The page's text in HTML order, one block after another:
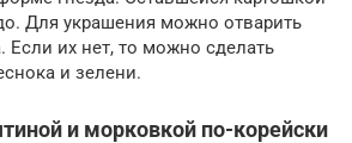
Для украшения можно отварить
Если их нет, то можно сделать
и зелени.
и морковкой по-корейски